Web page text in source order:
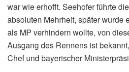
war wie erhofft. Seehofer führte
absoluten Mehrheit, später wurde
als MP verhindern wollte, von
Ausgang des Rennens ist
Chef und bayerischer